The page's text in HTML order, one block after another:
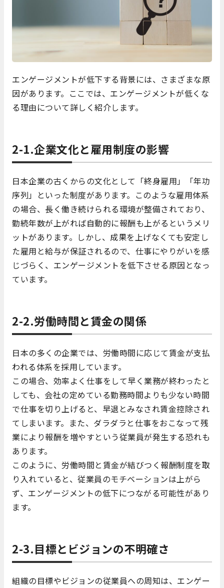
エンゲージメントが低下する背景には、さまざまな原
因があります。ここでは、エンゲージメントが低くな
る理由について詳しく紹介します。
2-1.企業文化と雇用制度の影響
日本企業の古くからの文化として「終身雇用」「年功
序列」といった制度があります。このような雇用体系
の場合、長く働き続けられる環境が整備されており、
勤続年数が上がれば自動的に報酬も上がるというメリ
ットがあります。しかし、成果を上げなくても安定し
た雇用と給与が保証されるので、仕事にやりがいを感
じづらく、エンゲージメントを低下させる原因となっ
ています。
2-2.労働時間と賃金の関係
日本の多くの企業では、労働時間に応じて賃金が支払
われる体系を採用しています。
この場合、効率よく仕事をして早く業務が終わったと
しても、会社の定めている勤務時間よりも少ない時間
で仕事を切り上げると、早退とみなされ賃金控除され
てしまいます。また、ダラダラと仕事をおこなって残
業により報酬を増やすという従業員が発生する恐れも
あります。
このように、労働時間と賃金が結びつく報酬制度を取
り入れていると、従業員のモチベーションは上がら
ず、エンゲージメントの低下につながる可能性があり
ます。
2-3.目標とビジョンの不明確さ
組織の目標やビジョンの従業員への周知は、エンゲー